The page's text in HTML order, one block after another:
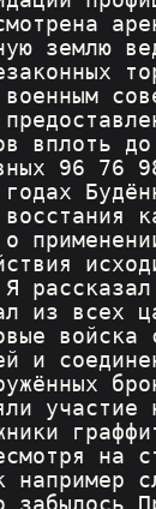
землю
вплоть
96 76
восстания
Я
из всех
войска
и
участие
на
например